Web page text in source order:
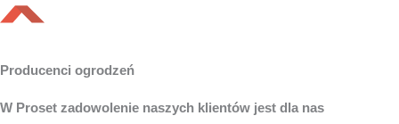
Producenci ogrodzeń
W Proset zadowolenie naszych klientów jest dla nas